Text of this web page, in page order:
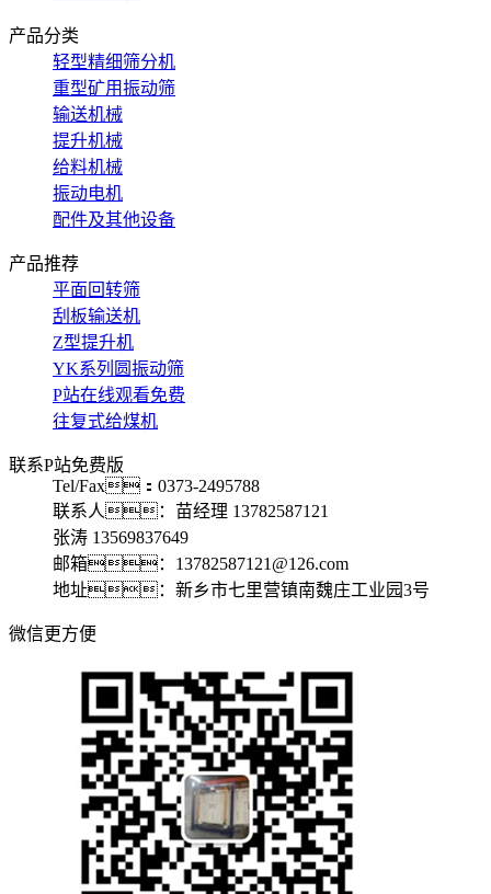
产品分类
轻型精细筛分机
重型矿用振动筛
输送机械
提升机械
给料机械
振动电机
配件及其他设备
产品推荐
平面回转筛
刮板输送机
Z型提升机
YK系列圆振动筛
P站在线观看免费
往复式给煤机
联系P站免费版
Tel/Fax：0373-2495788
联系人：苗经理 13782587121
张涛 13569837649
邮箱：13782587121@126.com
地址：新乡市七里营镇南魏庄工业园3号
微信更方便